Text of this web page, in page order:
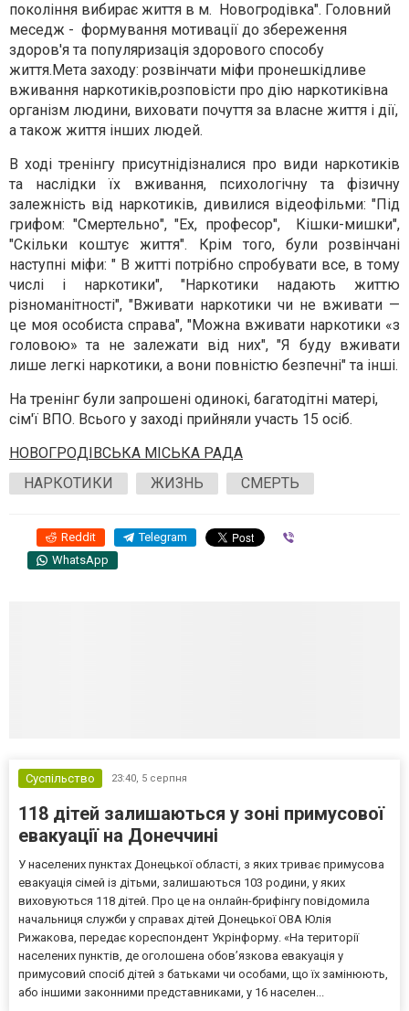
покоління вибирає життя в м. Новогродівка". Головний
меседж - формування мотивації до збереження
здоров'я та популяризація здорового способу
життя.Мета заходу: розвінчати міфи пронешкідливе
вживання наркотиків,розповісти про дію наркотиківна
організм людини, виховати почуття за власне життя і дії,
а також життя інших людей.
В ході тренінгу присутнідізналися про види наркотиків
та наслідки їх вживання, психологічну та фізичну
залежність від наркотиків, дивилися відеофільми: "Під
грифом: "Смертельно", "Ех, професор", Кішки-мишки",
"Скільки коштує життя". Крім того, були розвінчані
наступні міфи: " В житті потрібно спробувати все, в тому
числі і наркотики", "Наркотики надають життю
різноманітності", "Вживати наркотики чи не вживати —
це моя особиста справа", "Можна вживати наркотики «з
головою» та не залежати від них", "Я буду вживати
лише легкі наркотики, а вони повністю безпечні" та інші.
На тренінг були запрошені одинокі, багатодітні матері,
сім'ї ВПО. Всього у заході прийняли участь 15 осіб.
НОВОГРОДІВСЬКА МІСЬКА РАДА
НАРКОТИКИ
ЖИЗНЬ СМЕРТЬ
Reddit Telegram
WhatsApp
Суспільство 23:40, 5 серпня
118 дітей залишаються у зоні примусової
евакуації на Донеччині
У населених пунктах Донецької області, з яких триває примусова
евакуація сімей із дітьми, залишаються 103 родини, у яких
виховуються 118 дітей. Про це на онлайн-брифінгу повідомила
начальниця служби у справах дітей Донецької ОВА Юлія
Рижакова, передає кореспондент Укрінформу. «На території
населених пунктів, де оголошена обов’язкова евакуація у
примусовий спосіб дітей з батьками чи особами, що їх замінюють,
або іншими законними представниками, у 16 населен...